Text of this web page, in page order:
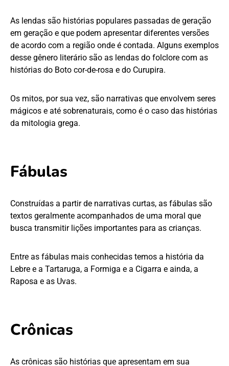
As lendas são histórias populares passadas de geração
em geração e que podem apresentar diferentes versões
de acordo com a região onde é contada. Alguns exemplos
desse gênero literário são as lendas do folclore com as
histórias do Boto cor-de-rosa e do Curupira.
Os mitos, por sua vez, são narrativas que envolvem seres
mágicos e até sobrenaturais, como é o caso das histórias
da mitologia grega.
Fábulas
Construídas a partir de narrativas curtas, as fábulas são
textos geralmente acompanhados de uma moral que
busca transmitir lições importantes para as crianças.
Entre as fábulas mais conhecidas temos a história da
Lebre e a Tartaruga, a Formiga e a Cigarra e ainda, a
Raposa e as Uvas.
Crônicas
As crônicas são histórias que apresentam em sua